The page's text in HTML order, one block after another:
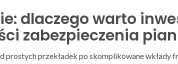
dlaczego warto
zabezpieczenia
przekładek po skomplikowane wkłady